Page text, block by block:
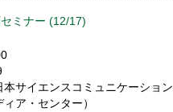
ミナー (12/17)
サイエンスコミュニケーショ
・センター）